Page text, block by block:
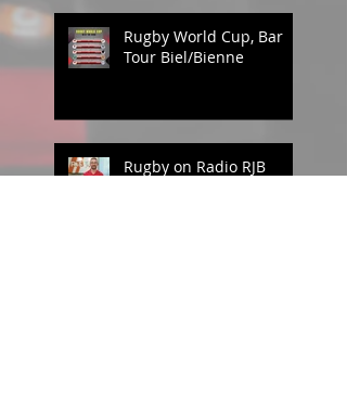
Rugby World Cup, Bar
Tour Biel/Bienne
Rugby on Radio RJB